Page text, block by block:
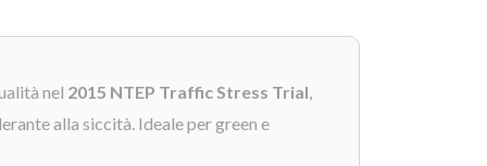
nel 2015 NTEP Traffic Stress Trial,
alla siccità. Ideale per green e